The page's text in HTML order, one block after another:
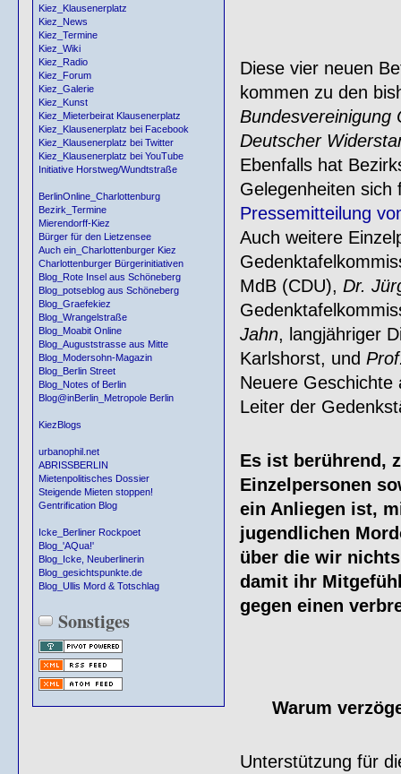
Kiez_Klausenerplatz
Kiez_News
Kiez_Termine
Kiez_Wiki
Kiez_Radio
Kiez_Forum
Kiez_Galerie
Kiez_Kunst
Kiez_Mieterbeirat Klausenerplatz
Kiez_Klausenerplatz bei Facebook
Kiez_Klausenerplatz bei Twitter
Kiez_Klausenerplatz bei YouTube
Initiative Horstweg/Wundtstraße
BerlinOnline_Charlottenburg
Bezirk_Termine
Mierendorff-Kiez
Bürger für den Lietzensee
Auch ein_Charlottenburger Kiez
Charlottenburger Bürgerinitiativen
Blog_Rote Insel aus Schöneberg
Blog_potseblog aus Schöneberg
Blog_Graefekiez
Blog_Wrangelstraße
Blog_Moabit Online
Blog_Auguststrasse aus Mitte
Blog_Modersohn-Magazin
Blog_Berlin Street
Blog_Notes of Berlin
Blog@inBerlin_Metropole Berlin
KiezBlogs
urbanophil.net
ABRISSBERLIN
Mietenpolitisches Dossier
Steigende Mieten stoppen!
Gentrification Blog
Icke_Berliner Rockpoet
Blog_'AQua!'
Blog_Icke, Neuberlinerin
Blog_gesichtspunkte.de
Blog_Ullis Mord & Totschlag
Sonstiges
Diese vier neuen
kommen zu den
Bundesvereinigung
Deutscher
Ebenfalls hat
Gelegenheiten sich
Pressemitteilung
Auch weitere
MdB (CDU), Dr.
Jahn, langjähriger
Karlshorst, und
Neuere Geschichte
Leiter der
Es ist berührend,
Einzelpersonen
ein Anliegen ist,
jugendlichen
über die wir
damit ihr
gegen einen
Warum
Unterstützung für